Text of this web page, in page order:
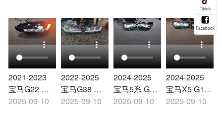
2021-2023
宝马G22 大
灯
2025-09-10
2022-2025
宝马G38 大
灯
2025-09-10
2024-2025
宝马5系 G68
低配 大灯
2025-09-10
2024-2025
宝马X5 G18
大灯
2025-09-10